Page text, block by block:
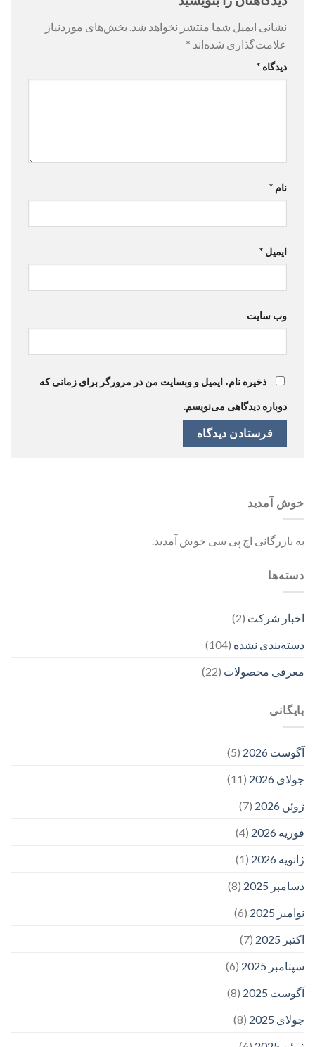
نشانی ایمیل شما منتشر نخواهد شد. بخش‌های موردنیاز
علامت‌گذاری شده‌اند *
دیدگاه *
نام *
ایمیل *
وب‌ سایت
ذخیره نام، ایمیل و وبسایت من در مرورگر برای زمانی که
دوباره دیدگاهی می‌نویسم.
خوش آمدید
به بازرگانی اچ پی سی خوش آمدید.
دسته‌ها
اخبار شرکت (2)
دسته‌بندی نشده (104)
معرفی محصولات (22)
بایگانی
آگوست 2026
(5)
جولای 2026
(11)
ژوئن 2026
(7)
فوریه 2026
(4)
ژانویه 2026
(1)
دسامبر 2025
(8)
نوامبر 2025
(6)
اکتبر 2025
(7)
سپتامبر 2025
(6)
آگوست 2025
(8)
جولای 2025
(8)